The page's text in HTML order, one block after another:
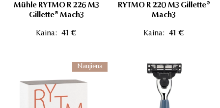
Mühle RYTMO R 226 M3
Gillette® Mach3
Kaina: 41 €
RYTMO R 220 M3 Gillette®
Mach3
Kaina: 41 €
Naujiena